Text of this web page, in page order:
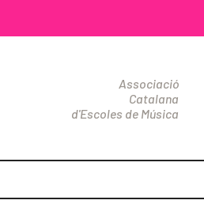
Associació
Catalana
d'Escoles de Música